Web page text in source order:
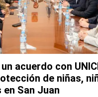
acuerdo con
de niñas,
San Juan